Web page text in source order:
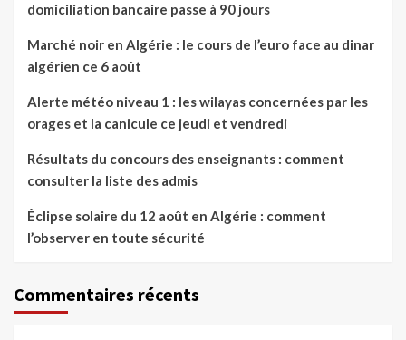
domiciliation bancaire passe à 90 jours
Marché noir en Algérie : le cours de l’euro face au dinar
algérien ce 6 août
Alerte météo niveau 1 : les wilayas concernées par les
orages et la canicule ce jeudi et vendredi
Résultats du concours des enseignants : comment
consulter la liste des admis
Éclipse solaire du 12 août en Algérie : comment
l’observer en toute sécurité
Commentaires récents